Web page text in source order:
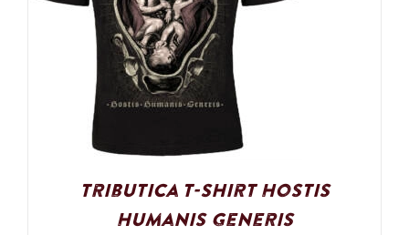
Tributica T-Shirt Hostis
Humanis Generis